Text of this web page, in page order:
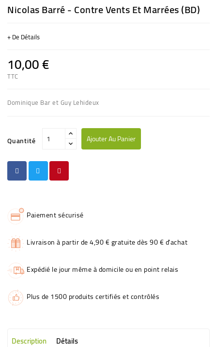
Nicolas Barré - Contre Vents Et Marrées (BD)
+ De Détails
10,00 €
TTC
Dominique Bar et Guy Lehideux
Quantité Ajouter Au Panier
Paiement sécurisé
Livraison à partir de 4,90 € gratuite dès 90 € d'achat
Expédié le jour même à domicile ou en point relais
Plus de 1500 produits certifiés et contrôlés
Description Détails